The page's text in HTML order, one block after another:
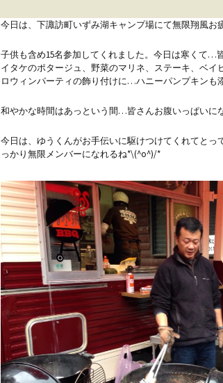
今日は、下諏訪町いずみ湖キャンプ場にて無限翔風お
子供も含め15名参加してくれました。今日は寒くて…
イタケのポタージュ、野菜のマリネ、ステーキ、ベ
ロウィンパーティの飾り付けに…ハニーパンプキンも
和やかな時間はあっという間…皆さんお腹いっぱいに
今日は、ゆうくんがお手伝いに駆けつけてくれてとっ
っかり無限メンバーになれるね*\(^o^)/*